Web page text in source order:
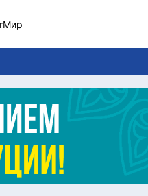
Мир
Политика
Экономика
Культура